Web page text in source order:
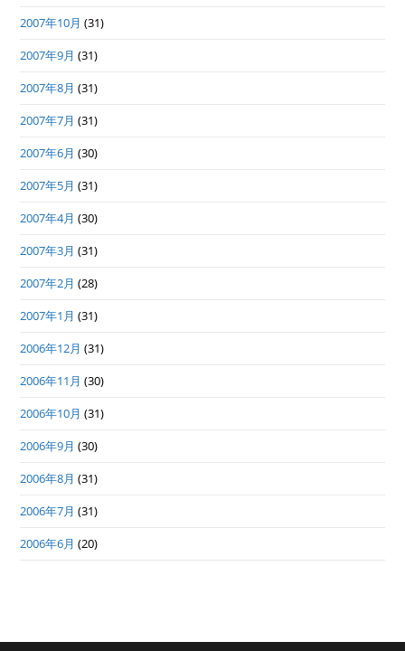
2007年10月 (31)
2007年9月 (31)
2007年8月 (31)
2007年7月 (31)
2007年6月 (30)
2007年5月 (31)
2007年4月 (30)
2007年3月 (31)
2007年2月 (28)
2007年1月 (31)
2006年12月 (31)
2006年11月 (30)
2006年10月 (31)
2006年9月 (30)
2006年8月 (31)
2006年7月 (31)
2006年6月 (20)